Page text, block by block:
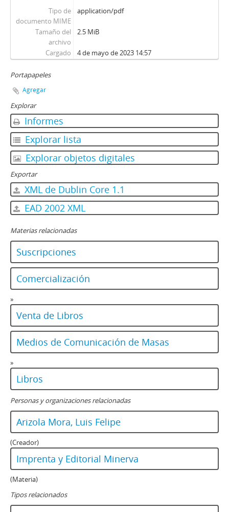
Tipo de
documento MIME
application/pdf
Tamaño del
archivo
2.5 MiB
Cargado 4 de mayo de 2023 14:57
Portapapeles
Agregar
Explorar
Informes
Explorar lista
Explorar objetos digitales
Exportar
XML de Dublin Core 1.1
EAD 2002 XML
Materias relacionadas
Suscripciones
Comercialización
»
Venta de Libros
Medios de Comunicación de Masas
»
Libros
Personas y organizaciones relacionadas
Arizola Mora, Luis Felipe
(Creador)
Imprenta y Editorial Minerva
(Materia)
Tipos relacionados